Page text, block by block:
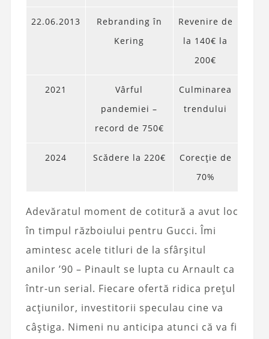
22.06.2013
Rebranding în
Kering
Revenire de
la 140€ la
200€
2021
Vârful
pandemiei –
record de 750€
Culminarea
trendului
2024 Scădere la 220€
Corecție de
70%
Adevăratul moment de cotitură a avut loc
în timpul războiului pentru Gucci. Îmi
amintesc acele titluri de la sfârșitul
anilor ’90 – Pinault se lupta cu Arnault ca
într-un serial. Fiecare ofertă ridica prețul
acțiunilor, investitorii speculau cine va
câștiga. Nimeni nu anticipa atunci că va fi